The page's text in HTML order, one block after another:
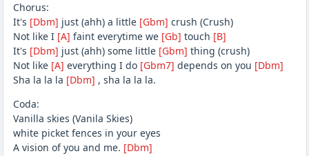
Chorus:
It's [Dbm] just (ahh) a little [Gbm] crush (Crush)
Not like I [A] faint everytime we [Gb] touch [B]
It's [Dbm] just (ahh) some little [Gbm] thing (crush)
Not like [A] everything I do [Gbm7] depends on you [Dbm]
Sha la la la [Dbm] , sha la la la.
Coda:
Vanilla skies (Vanila Skies)
white picket fences in your eyes
A vision of you and me. [Dbm]